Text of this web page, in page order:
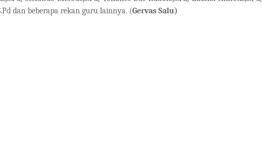
dan beberapa rekan guru lainnya. (Gervas Salu)